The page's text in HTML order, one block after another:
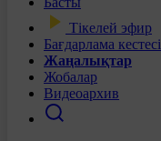
Тікелей эфир
Бағдарлама кестесі
Жаңалықтар
Жобалар
Видеоархив